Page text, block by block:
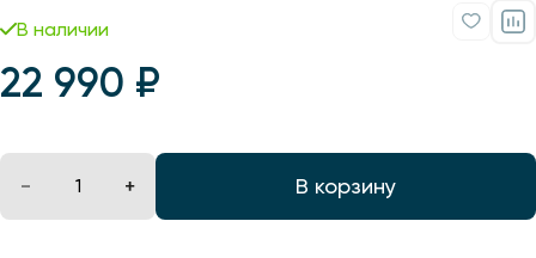
В наличии
22 990 ₽
В корзину